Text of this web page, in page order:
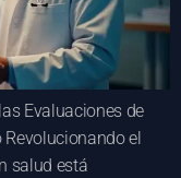
Evaluaciones de
el
salud está